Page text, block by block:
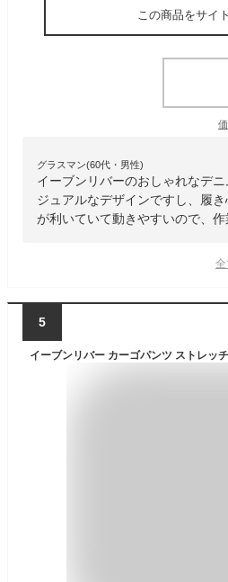
この商品をサイ
グラスマン(60代・男性)
イーブンリバーのおしゃれなデ
ジュアルなデザインですし、履
が利いていて動きやすいので、作
全
5